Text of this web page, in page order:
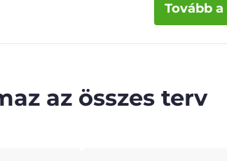
Tovább
az összes terv